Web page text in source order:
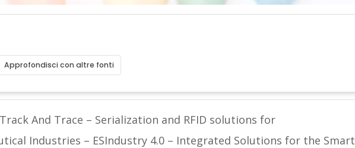
Approfondisci con altre fonti
And Trace – Serialization and RFID solutions for
Industries – ESIndustry 4.0 – Integrated Solutions for the Smart